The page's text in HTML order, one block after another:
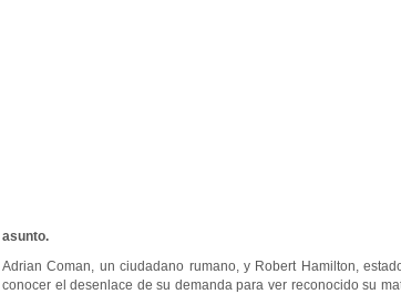
asunto.
Adrian Coman, un ciudadano rumano, y Robert Hamilton,
conocer el desenlace de su demanda para ver reconocido su